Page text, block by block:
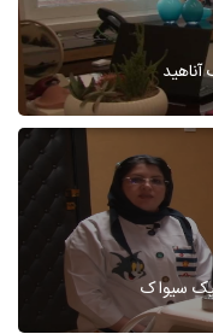
آناهید
سیواک